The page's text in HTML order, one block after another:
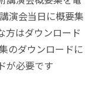
演会当日に概要集
方はダウンロード
のダウンロードに
が必要です